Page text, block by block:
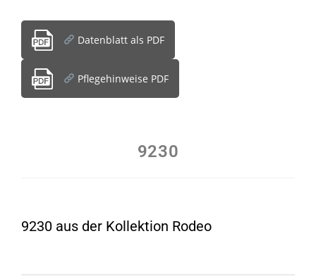
Datenblatt als PDF
Pflegehinweise PDF
9230
9230 aus der Kollektion Rodeo